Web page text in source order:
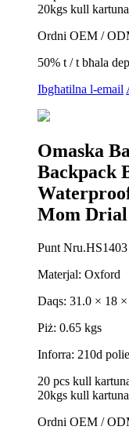
20kgs kull kartuna
Ordni OEM /
50% t / t bħala
Ibgħatilna l-email
Omaska
Backpack
Mom Drial
Punt
Materjal: Oxford
Daqs: 31.0 × 18
Piż: 0.65 kgs
Inforra: 210d
20 pcs kull
20kgs kull kartuna
Ordni OEM /